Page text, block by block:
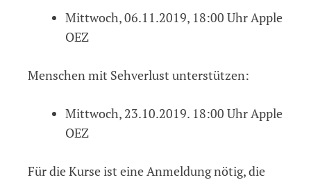
Mittwoch, 06.11.2019, 18:00 Uhr Apple
OEZ
Menschen mit Sehverlust unterstützen:
Mittwoch, 23.10.2019. 18:00 Uhr Apple
OEZ
Für die Kurse ist eine Anmeldung nötig, die